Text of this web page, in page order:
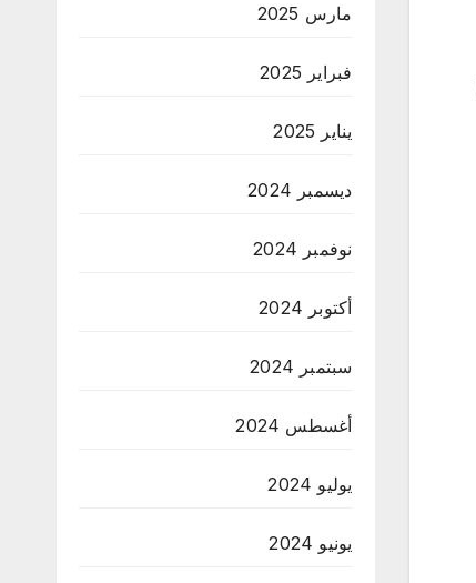
مارس 2025
فبراير 2025
يناير 2025
ديسمبر 2024
نوفمبر 2024
أكتوبر 2024
سبتمبر 2024
أغسطس 2024
يوليو 2024
يونيو 2024